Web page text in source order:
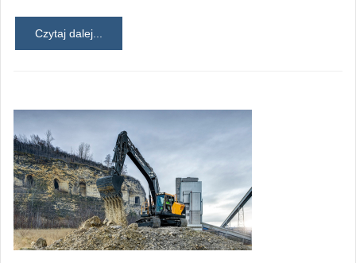
Czytaj dalej...